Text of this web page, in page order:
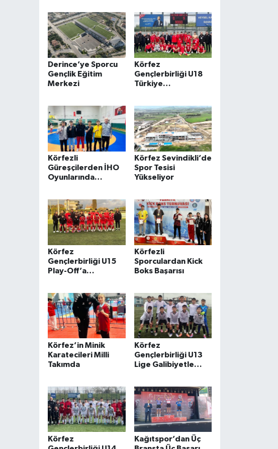
Derince’ye Sporcu
Gençlik Eğitim
Merkezi
Körfez
Gençlerbirliği U18
Türkiye
Körfezli
Güreşçilerden İHO
Oyunlarında
Körfez Sevindikli’de
Spor Tesisi
Yükseliyor
Körfez
Gençlerbirliği U15
Play-Off’a
Körfezli
Sporculardan Kick
Boks Başarısı
Körfez’in Minik
Karatecileri Milli
Takımda
Körfez
Gençlerbirliği U13
Lige Galibiyetle
Körfez
Kağıtspor’dan Üç